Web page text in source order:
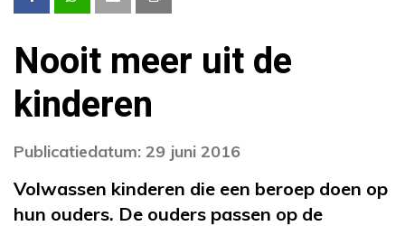
Nooit meer uit de
kinderen
Publicatiedatum: 29 juni 2016
Volwassen kinderen die een beroep doen op
hun ouders. De ouders passen op de